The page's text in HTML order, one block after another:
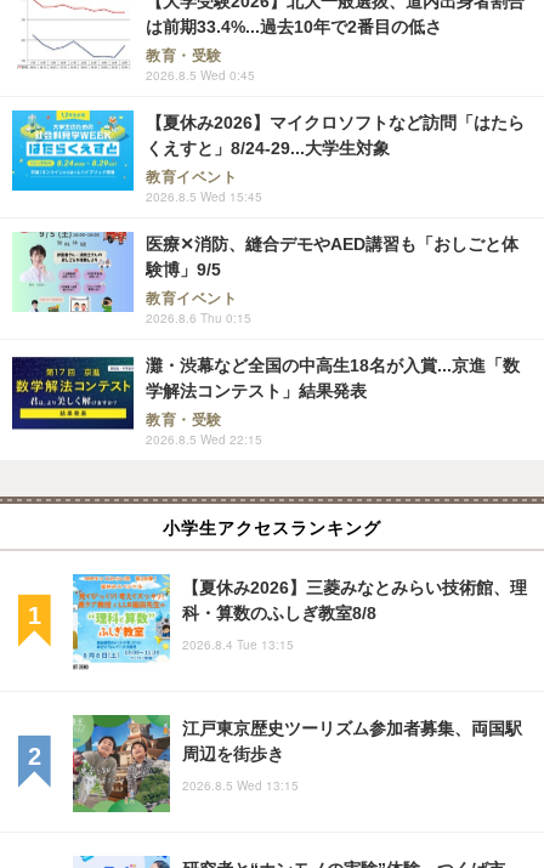
は前期33.4%...過去10年で2番目の低さ
教育・受験
2026.8.5 Wed 0:45
【夏休み2026】マイクロソフトなど訪問「はたら
くえすと」8/24-29...大学生対象
教育イベント
2026.8.5 Wed 15:45
医療✕消防、縫合デモやAED講習も「おしごと体
験博」9/5
教育イベント
2026.8.6 Thu 0:15
灘・渋幕など全国の中高生18名が入賞...京進「数
学解法コンテスト」結果発表
教育・受験
2026.8.5 Wed 22:15
小学生アクセスランキング
【夏休み2026】三菱みなとみらい技術館、理
科・算数のふしぎ教室8/8
2026.8.4 Tue 13:15
江戸東京歴史ツーリズム参加者募集、両国駅
周辺を街歩き
2026.8.5 Wed 13:15